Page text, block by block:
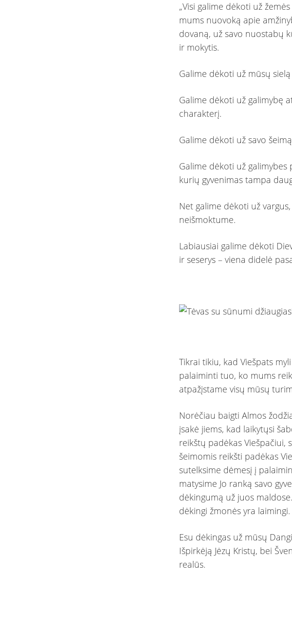
„Visi galime dėkoti už
mums nuovoką apie
dovaną, už savo nuostabų
ir mokytis.
Galime dėkoti už mūsų
Galime dėkoti už galimybę
charakterį.
Galime dėkoti už savo
Galime dėkoti už
kurių gyvenimas tampa
Net galime dėkoti už
neišmoktume.
Labiausiai galime dėkoti
ir seserys – viena didelė
Tikrai tikiu, kad Viešpats
palaiminti tuo, ko mums
atpažįstame visų mūsų
Norėčiau baigti Almos
įsakė jiems, kad laikytųsi
reikštų padėkas Viešpačiui,
šeimomis reikšti padėkas
sutelksime dėmesį į
matysime Jo ranką savo
dėkingumą už juos
dėkingi žmonės yra laimingi.
Esu dėkingas už mūsų
Išpirkėją Jėzų Kristų, bei
realūs.